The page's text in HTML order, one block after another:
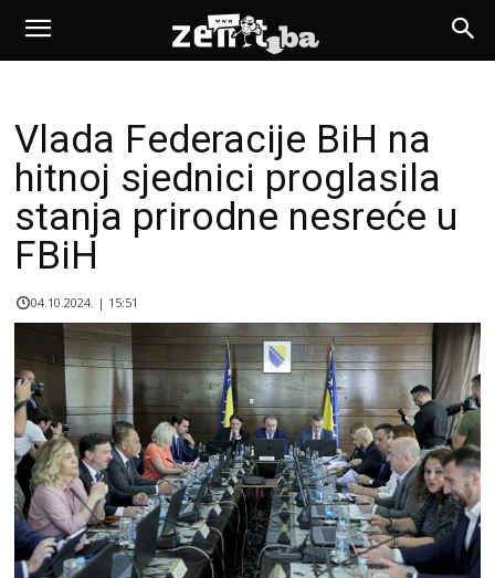
Vlada Federacije BiH na
hitnoj sjednici proglasila
stanja prirodne nesreće u
FBiH
04.10.2024. | 15:51